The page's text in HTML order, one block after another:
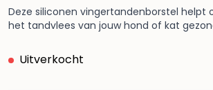
Deze siliconen vingertandenborstel helpt
het tandvlees van jouw hond of kat
Uitverkocht